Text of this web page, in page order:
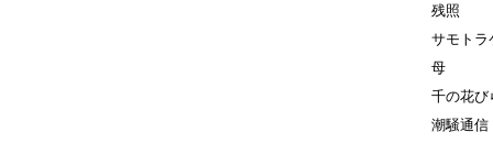
残照
サモトラ
母
千の花び
潮騒通信